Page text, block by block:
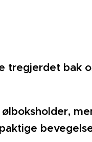
tregjerdet bak